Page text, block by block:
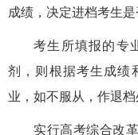
成绩，决定进档考生
考生所填报的专
剂，则根据考生成绩
业，如不服从，作退档
实行高考综合改